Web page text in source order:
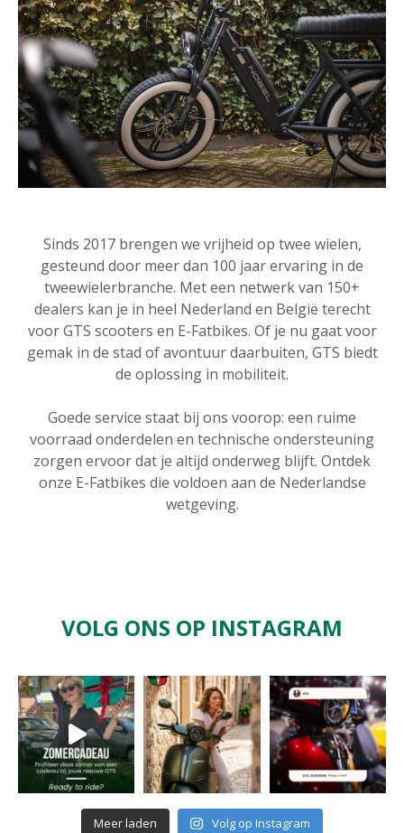
Sinds 2017 brengen we vrijheid op twee wielen,
gesteund door meer dan 100 jaar ervaring in de
tweewielerbranche. Met een netwerk van 150+
dealers kan je in heel Nederland en België terecht
voor GTS scooters en E-Fatbikes. Of je nu gaat voor
gemak in de stad of avontuur daarbuiten, GTS biedt
de oplossing in mobiliteit.
Goede service staat bij ons voorop: een ruime
voorraad onderdelen en technische ondersteuning
zorgen ervoor dat je altijd onderweg blijft. Ontdek
onze E-Fatbikes die voldoen aan de Nederlandse
wetgeving.
VOLG ONS OP INSTAGRAM
Meer laden Volg op Instagram